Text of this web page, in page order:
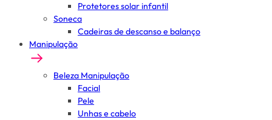
Protetores solar infantil
Soneca
Cadeiras de descanso e balanço
Manipulação
Beleza Manipulação
Facial
Pele
Unhas e cabelo